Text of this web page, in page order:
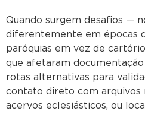
Quando surgem desafios —
diferentemente em épocas
paróquias em vez de
que afetaram
rotas alternativas para
contato direto com arquivos
acervos eclesiásticos, ou